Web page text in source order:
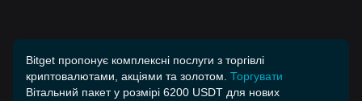
Bitget пропонує комплексні послуги з торгівлі
криптовалютами, акціями та золотом. Торгувати
Вітальний пакет у розмірі 6200 USDT для нових